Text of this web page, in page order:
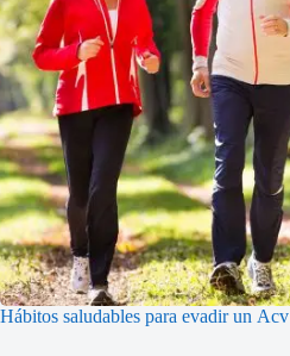
Hábitos saludables para evadir un Acv